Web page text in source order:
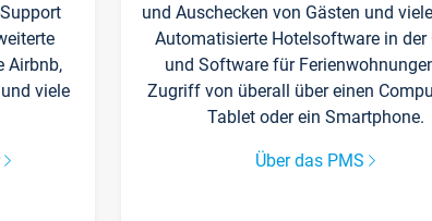
Airbnb,
viele
und Auschecken von Gästen und
Automatisierte Hotelsoftware in der
und Software für
Zugriff von überall über einen
Tablet oder ein Smartphone.
Über das PMS